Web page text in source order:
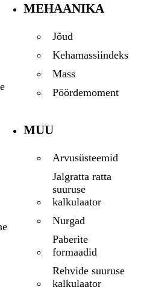
MEHAANIKA
Jõud
Kehamassiindeks
Mass
Pöördemoment
MUU
Arvusüsteemid
Jalgratta ratta
suuruse
kalkulaator
Nurgad
Paberite
formaadid
Rehvide suuruse
kalkulaator